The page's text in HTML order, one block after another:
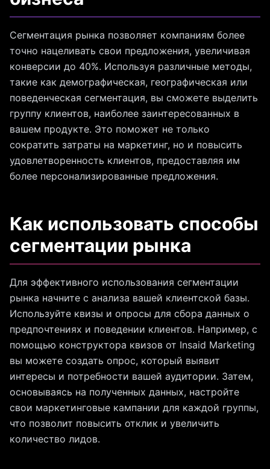
Сегментация рынка позволяет компаниям более
точно нацеливать свои предложения, увеличивая
конверсии до 40%. Используя различные методы,
такие как демографическая, географическая или
поведенческая сегментация, вы сможете выделить
группу клиентов, наиболее заинтересованных в
вашем продукте. Это поможет не только
сократить затраты на маркетинг, но и повысить
удовлетворенность клиентов, предоставляя им
более персонализированные предложения.
Как использовать способы
сегментации рынка
Для эффективного использования сегментации
рынка начните с анализа вашей клиентской базы.
Используйте квизы и опросы для сбора данных о
предпочтениях и поведении клиентов. Например, с
помощью конструктора квизов от Insaid Marketing
вы можете создать опрос, который выявит
интересы и потребности вашей аудитории. Затем,
основываясь на полученных данных, настройте
свои маркетинговые кампании для каждой группы,
что позволит повысить отклик и увеличить
количество лидов.